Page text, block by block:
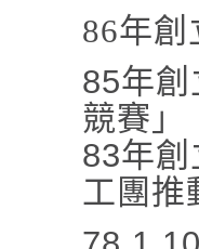
86年創
85年創
競賽」
83年創
工團推